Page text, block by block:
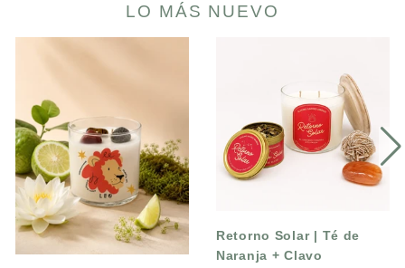
LO MÁS NUEVO
Vela
Leo
Naranja
+
Clavo
Retorno Solar | Té de
Naranja + Clavo